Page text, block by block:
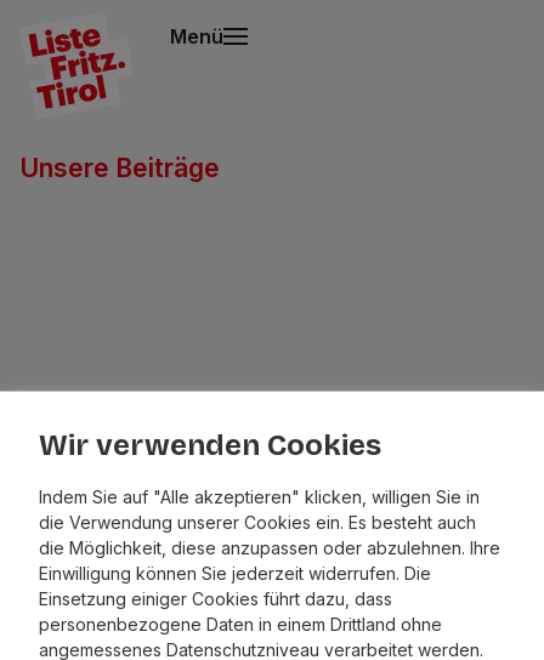
Menü
Unsere Beiträge
Liste Fritz –
Bürgerforum Tirol
Maximilianstraße 2
Bauteil A / 3. Stock
A-6020 Innsbruck
Wir verwenden Cookies
Indem Sie auf "Alle akzeptieren" klicken, willigen Sie in
die Verwendung unserer Cookies ein. Es besteht auch
die Möglichkeit, diese anzupassen oder abzulehnen. Ihre
Einwilligung können Sie jederzeit widerrufen. Die
Einsetzung einiger Cookies führt dazu, dass
personenbezogene Daten in einem Drittland ohne
angemessenes Datenschutzniveau verarbeitet werden.